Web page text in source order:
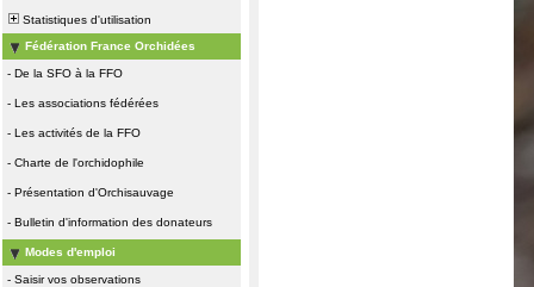
Statistiques d'utilisation
Fédération France Orchidées
- De la SFO à la FFO
- Les associations fédérées
- Les activités de la FFO
- Charte de l'orchidophile
- Présentation d'Orchisauvage
- Bulletin d'information des donateurs
Modes d'emploi
- Saisir vos observations